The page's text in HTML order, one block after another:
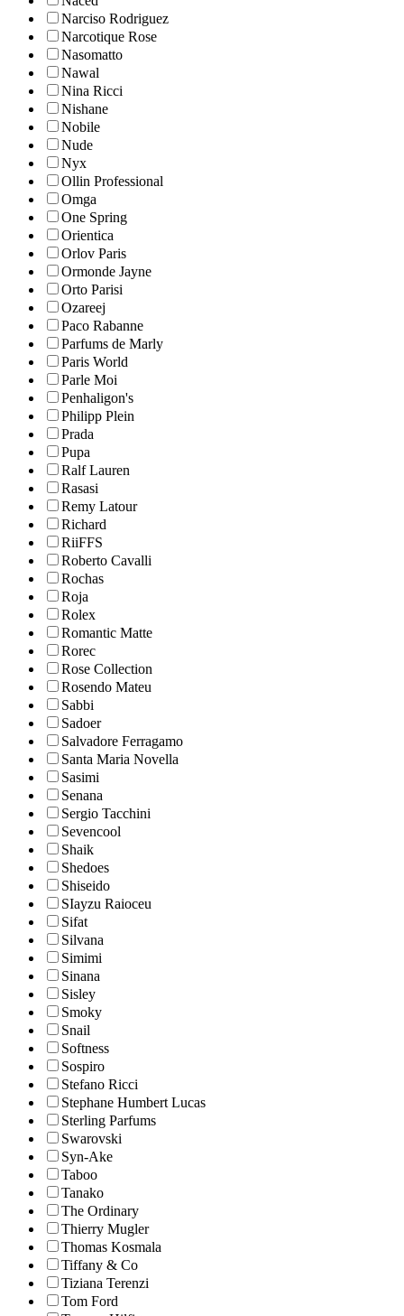
Narciso Rodriguez
Narcotique Rose
Nasomatto
Nawal
Nina Ricci
Nishane
Nobile
Nude
Nyx
Ollin Professional
Omga
One Spring
Orientica
Orlov Paris
Ormonde Jayne
Orto Parisi
Ozareej
Paco Rabanne
Parfums de Marly
Paris World
Parle Moi
Penhaligon's
Philipp Plein
Prada
Pupa
Ralf Lauren
Rasasi
Remy Latour
Richard
RiiFFS
Roberto Cavalli
Rochas
Roja
Rolex
Romantic Matte
Rorec
Rose Collection
Rosendo Mateu
Sabbi
Sadoer
Salvadore Ferragamo
Santa Maria Novella
Sasimi
Senana
Sergio Tacchini
Sevencool
Shaik
Shedoes
Shiseido
SIayzu Raioceu
Sifat
Silvana
Simimi
Sinana
Sisley
Smoky
Snail
Softness
Sospiro
Stefano Ricci
Stephane Humbert Lucas
Sterling Parfums
Swarovski
Syn-Ake
Taboo
Tanako
The Ordinary
Thierry Mugler
Thomas Kosmala
Tiffany & Co
Tiziana Terenzi
Tom Ford